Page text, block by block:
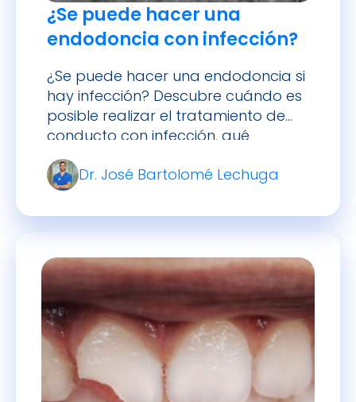
¿Se puede hacer una
endodoncia con infección?
¿Se puede hacer una endodoncia si
hay infección? Descubre cuándo es
posible realizar el tratamiento de
conducto con infección, qué
precauciones tomar y cómo actuar
en tu caso.
Dr. José Bartolomé Lechuga